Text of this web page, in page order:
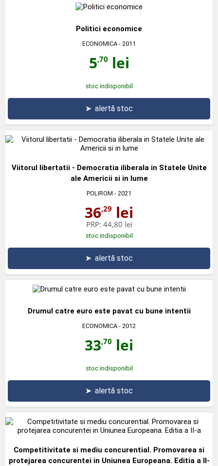
Politici economice
ECONOMICA - 2011
5,70 lei
stoc indisponibil
➤ alertă stoc
Viitorul libertatii - Democratia iliberala in Statele Unite
ale Americii si in lume
POLIROM - 2021
36,29 lei
PRP: 44,80 lei
stoc indisponibil
➤ alertă stoc
Drumul catre euro este pavat cu bune intentii
ECONOMICA - 2012
33,70 lei
stoc indisponibil
➤ alertă stoc
Competitivitate si mediu concurential. Promovarea si
protejarea concurentei in Uniunea Europeana. Editia a II-